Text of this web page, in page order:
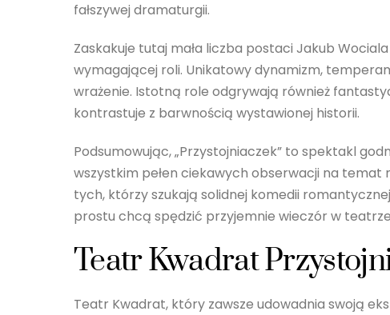
fałszywej dramaturgii.
Zaskakuje tutaj mała liczba postaci Jakub
wymagającej roli. Unikatowy dynamizm,
wrażenie. Istotną role odgrywają również
kontrastuje z barwnością wystawionej historii.
Podsumowując, „Przystojniaczek” to spektakl
wszystkim pełen ciekawych obserwacji na temat
tych, którzy szukają solidnej komedii
prostu chcą spędzić przyjemnie wieczór w
Teatr Kwadrat
Teatr Kwadrat, który zawsze udowadnia swoją